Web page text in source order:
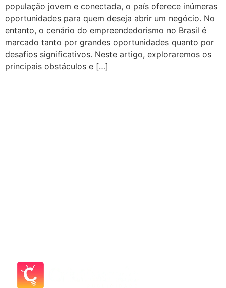
população jovem e conectada, o país oferece inúmeras
oportunidades para quem deseja abrir um negócio. No
entanto, o cenário do empreendedorismo no Brasil é
marcado tanto por grandes oportunidades quanto por
desafios significativos. Neste artigo, exploraremos os
principais obstáculos e […]